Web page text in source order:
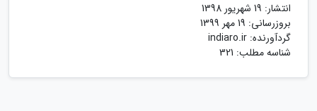
انتشار: 19 شهریور 1398
بروزرسانی: 19 مهر 1399
گردآورنده: indiaro.ir
شناسه مطلب: 321